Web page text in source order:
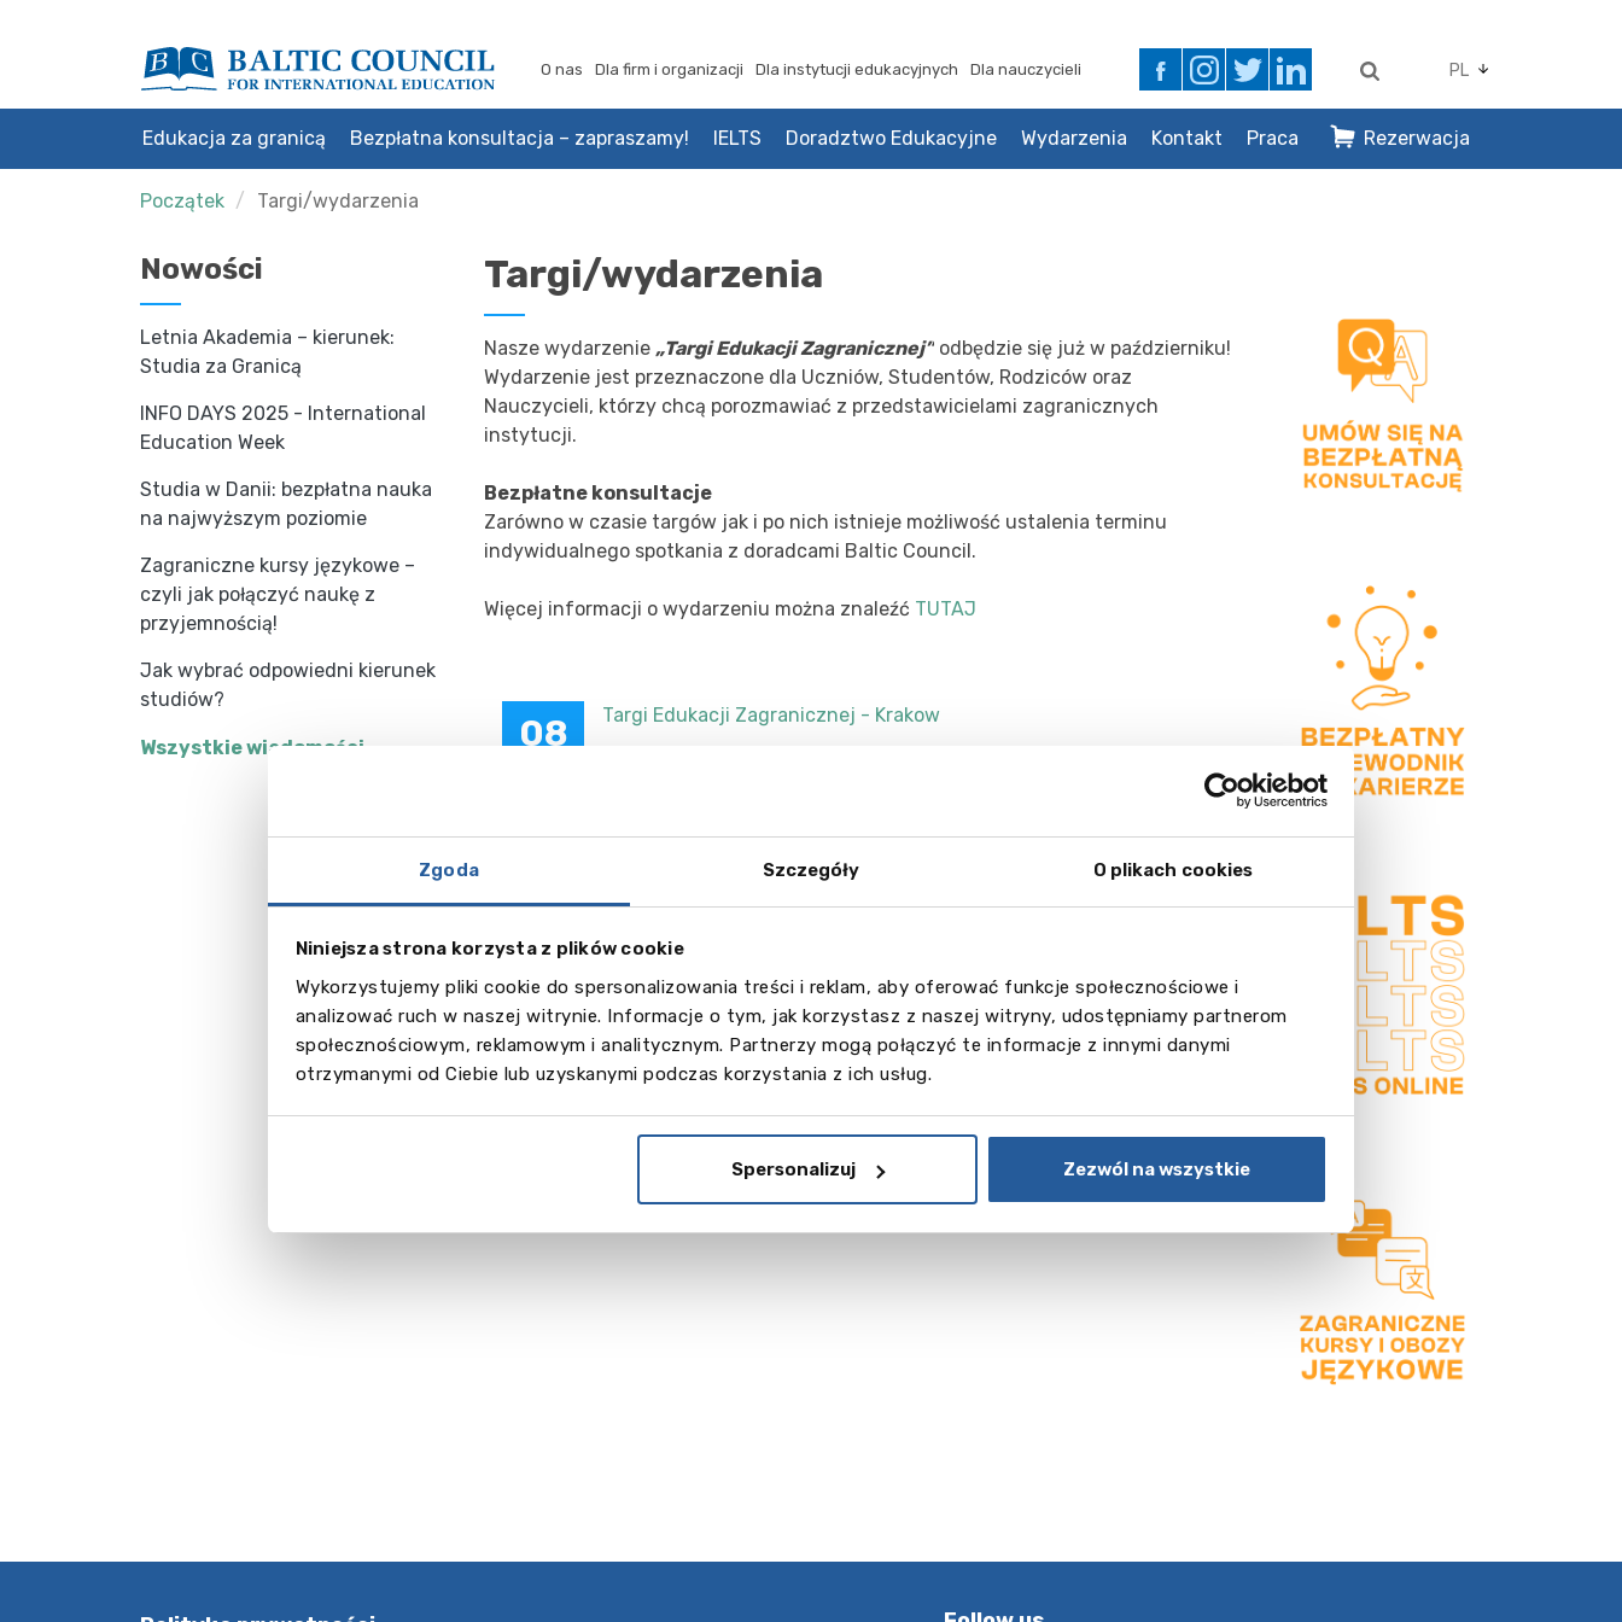
Zgoda Szczegóły O plikach cookies
Niniejsza strona korzysta z plików cookie
Wykorzystujemy pliki cookie do spersonalizowania treści i reklam, aby oferować funkcje społecznościowe i
analizować ruch w naszej witrynie. Informacje o tym, jak korzystasz z naszej witryny, udostępniamy partnerom
społecznościowym, reklamowym i analitycznym. Partnerzy mogą połączyć te informacje z innymi danymi
otrzymanymi od Ciebie lub uzyskanymi podczas korzystania z ich usług.
Spersonalizuj Zezwól na wszystkie
O nas Dla firm i organizacji Dla instytucji edukacyjnych Dla nauczycieli PL
Edukacja za granicą Bezpłatna konsultacja – zapraszamy! IELTS Doradztwo Edukacyjne Wydarzenia Kontakt Praca Rezerwacja
Początek Targi/wydarzenia
Nowości
Letnia Akademia – kierunek:
Studia za Granicą
INFO DAYS 2025 - International
Education Week
Studia w Danii: bezpłatna nauka
na najwyższym poziomie
Zagraniczne kursy językowe –
czyli jak połączyć naukę z
przyjemnością!
Jak wybrać odpowiedni kierunek
studiów?
Wszystkie wiadomości
Targi/wydarzenia
Nasze wydarzenie „Targi Edukacji Zagranicznej” odbędzie się już w październiku!
Wydarzenie jest przeznaczone dla Uczniów, Studentów, Rodziców oraz
Nauczycieli, którzy chcą porozmawiać z przedstawicielami zagranicznych
instytucji.
Bezpłatne konsultacje
Zarówno w czasie targów jak i po nich istnieje możliwość ustalenia terminu
indywidualnego spotkania z doradcami Baltic Council.
Więcej informacji o wydarzeniu można znaleźć TUTAJ
08 Targi Edukacji Zagranicznej - Krakow
10 Targi Edukacji Zagranicznej - Warszawa
Zobacz więcej
11 Targi Edukacji Zagranicznej - Gdansk
Zobacz więcej